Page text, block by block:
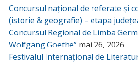
Concursul național de referate și
(istorie & geografie) – etapa
Concursul Regional de Limba
Wolfgang Goethe” mai 26, 2026
Festivalul Internațional de